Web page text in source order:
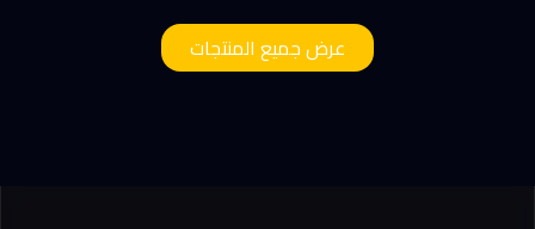
عرض جميع المنتجات